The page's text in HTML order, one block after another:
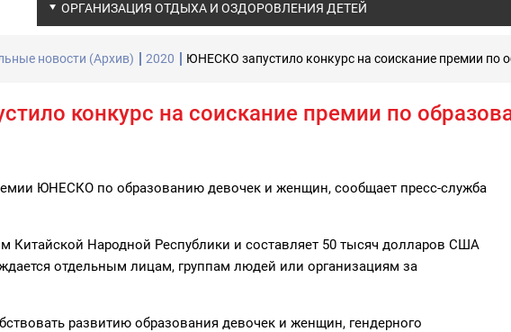
ОРГАНИЗАЦИЯ ОТДЫХА И ОЗДОРОВЛЕНИЯ ДЕТЕЙ
новости (Архив) 2020 ЮНЕСКО запустило конкурс на соискание премии по
конкурс на соискание премии по
ЮНЕСКО по образованию девочек и женщин, сообщает пресс-служба
Китайской Народной Республики и составляет 50 тысяч долларов США
отдельным лицам, группам людей или организациям за
развитию образования девочек и женщин, гендерного